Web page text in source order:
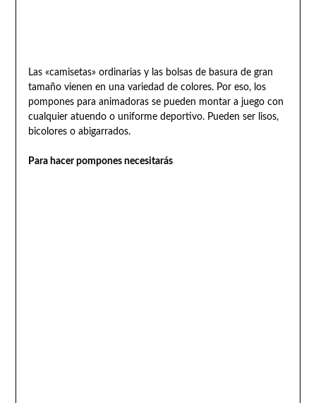
Las «camisetas» ordinarias y las bolsas de basura de gran
tamaño vienen en una variedad de colores. Por eso, los
pompones para animadoras se pueden montar a juego con
cualquier atuendo o uniforme deportivo. Pueden ser lisos,
bicolores o abigarrados.
Para hacer pompones necesitarás